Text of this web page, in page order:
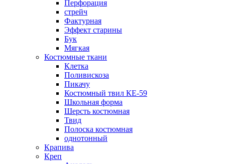
Перфорация
стрейч
Фактурная
Эффект старины
Бук
Мягкая
Костюмные ткани
Клетка
Поливискоза
Пикачу
Костюмный твил КЕ-59
Школьная форма
Шерсть костюмная
Твид
Полоска костюмная
однотонный
Крапива
Креп